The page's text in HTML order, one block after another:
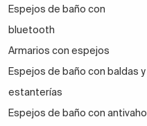
Espejos de baño con
bluetooth
Armarios con espejos
Espejos de baño con baldas y
estanterías
Espejos de baño con antivaho